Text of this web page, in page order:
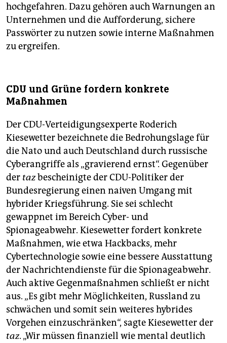
hochgefahren. Dazu gehören auch Warnungen an
Unternehmen und die Aufforderung, sichere
Passwörter zu nutzen sowie interne Maßnahmen
zu ergreifen.
CDU und Grüne fordern konkrete
Maßnahmen
Der CDU-Verteidigungsexperte Roderich
Kiesewetter bezeichnete die Bedrohungslage für
die Nato und auch Deutschland durch russische
Cyberangriffe als „gravierend ernst“. Gegenüber
der tazbescheinigte der CDU-Politiker der
Bundesregierung einen naiven Umgang mit
hybrider Kriegsführung. Sie sei schlecht
gewappnet im Bereich Cyber- und
Spionageabwehr. Kiesewetter fordert konkrete
Maßnahmen, wie etwa Hackbacks, mehr
Cybertechnologie sowie eine bessere Ausstattung
der Nachrichtendienste für die Spionageabwehr.
Auch aktive Gegenmaßnahmen schließt er nicht
aus. „Es gibt mehr Möglichkeiten, Russland zu
schwächen und somit sein weiteres hybrides
Vorgehen einzuschränken“, sagte Kiesewetter der
taz. „Wir müssen finanziell wie mental deutlich